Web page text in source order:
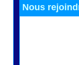
Nous